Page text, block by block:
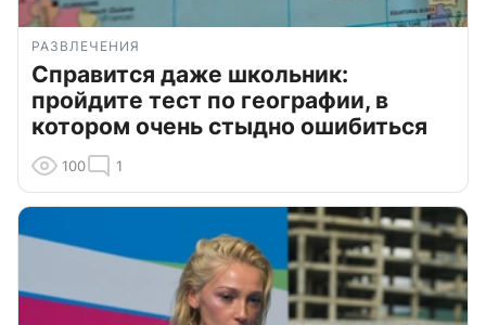
РАЗВЛЕЧЕНИЯ
Справится даже школьник:
пройдите тест по географии, в
котором очень стыдно ошибиться
100 1